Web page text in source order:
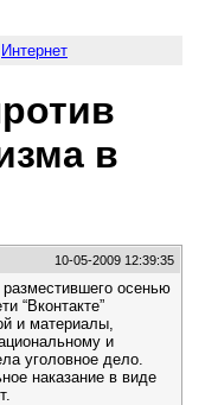
Интернет
в
10-05-2009 12:39:35
разместившего осенью
“Вконтакте”
и материалы,
и
уголовное дело.
наказание в виде